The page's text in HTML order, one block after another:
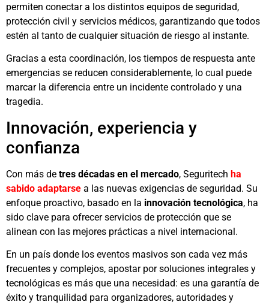
permiten conectar a los distintos equipos de seguridad,
protección civil y servicios médicos, garantizando que todos
estén al tanto de cualquier situación de riesgo al instante.
Gracias a esta coordinación, los tiempos de respuesta ante
emergencias se reducen considerablemente, lo cual puede
marcar la diferencia entre un incidente controlado y una
tragedia.
Innovación, experiencia y
confianza
Con más de tres décadas en el mercado, Seguritech ha
sabido adaptarse a las nuevas exigencias de seguridad. Su
enfoque proactivo, basado en la innovación tecnológica, ha
sido clave para ofrecer servicios de protección que se
alinean con las mejores prácticas a nivel internacional.
En un país donde los eventos masivos son cada vez más
frecuentes y complejos, apostar por soluciones integrales y
tecnológicas es más que una necesidad: es una garantía de
éxito y tranquilidad para organizadores, autoridades y